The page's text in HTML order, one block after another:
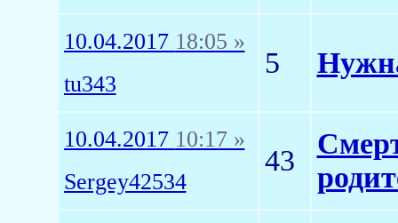
10.04.2017 18:05 »
tu343
5
10.04.2017 10:17 »
Sergey42534
43